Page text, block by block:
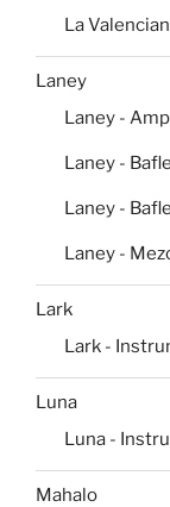
La
Laney
Laney -
Laney - Bafle
Laney -
Laney -
Lark
Lark -
Luna
Luna -
Mahalo